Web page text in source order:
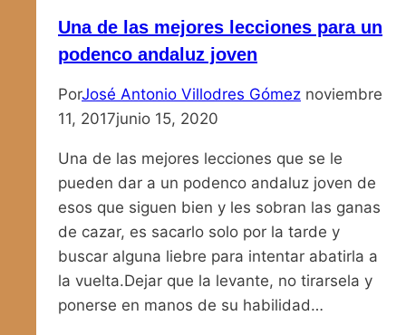
Una de las mejores lecciones para un
podenco andaluz joven
PorJosé Antonio Villodres Gómez noviembre
11, 2017junio 15, 2020
Una de las mejores lecciones que se le
pueden dar a un podenco andaluz joven de
esos que siguen bien y les sobran las ganas
de cazar, es sacarlo solo por la tarde y
buscar alguna liebre para intentar abatirla a
la vuelta.Dejar que la levante, no tirarsela y
ponerse en manos de su habilidad…